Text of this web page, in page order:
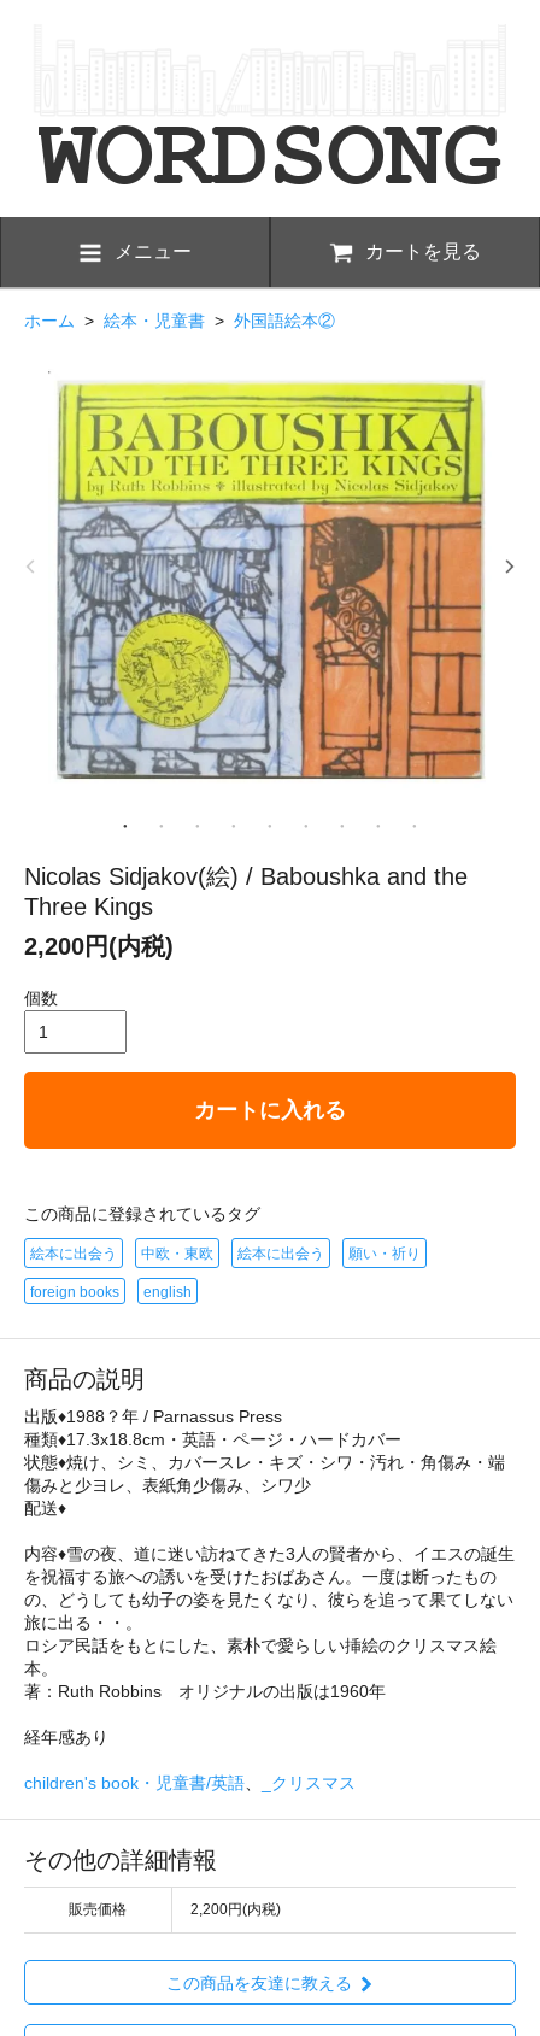
メニュー カートを見る
ホーム > 絵本・児童書 > 外国語絵本②
Nicolas Sidjakov(絵) / Baboushka and the
Three Kings
2,200円(内税)
個数
カートに入れる
この商品に登録されているタグ
絵本に出会う 中欧・東欧 絵本に出会う 願い・祈り
foreign books english
商品の説明
出版♦1988？年 / Parnassus Press
種類♦17.3x18.8cm・英語・ページ・ハードカバー
状態♦焼け、シミ、カバースレ・キズ・シワ・汚れ・角傷み・端
傷みと少ヨレ、表紙角少傷み、シワ少
配送♦
内容♦雪の夜、道に迷い訪ねてきた3人の賢者から、イエスの誕生
を祝福する旅への誘いを受けたおばあさん。一度は断ったもの
の、どうしても幼子の姿を見たくなり、彼らを追って果てしない
旅に出る・・。
ロシア民話をもとにした、素朴で愛らしい挿絵のクリスマス絵
本。
著：Ruth Robbins オリジナルの出版は1960年
経年感あり
children's book・児童書/英語 _クリスマス
その他の詳細情報
販売価格 2,200円(内税)
この商品を友達に教える